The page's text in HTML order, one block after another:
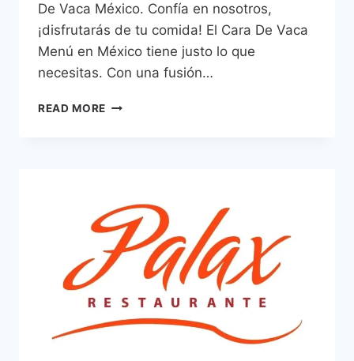
De Vaca México. Confía en nosotros,
¡disfrutarás de tu comida! El Cara De Vaca
Menú en México tiene justo lo que
necesitas. Con una fusión…
READ MORE CARA
2026
ACTUALIZADO